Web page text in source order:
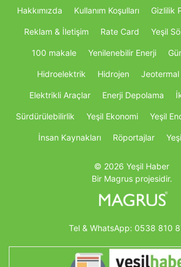
Hakkımızda Kullanım Koşulları Gizlilik
Reklam & İletişim Rate Card Yeşil
100 makale Yenilenebilir Enerji
Hidroelektrik Hidrojen Jeotermal
Elektrikli Araçlar Enerji Depolama
Sürdürülebilirlik Yeşil Ekonomi Yeşil
İnsan Kaynakları Röportajlar
© 2026 Yeşil Haber
Bir Magrus projesidir.
Tel & WhatsApp: 0538 810